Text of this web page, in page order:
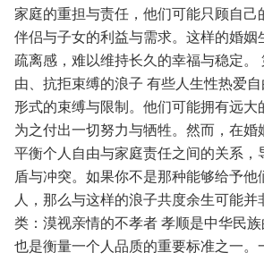
家庭的重担与责任，他们可能只顾自己
伴侣与子女的利益与需求。这样的婚姻
疏离感，难以维持长久的幸福与稳定。
由、抗拒束缚的浪子 有些人生性热爱
形式的束缚与限制。他们可能拥有远大
为之付出一切努力与牺牲。然而，在婚
平衡个人自由与家庭责任之间的关系，
盾与冲突。如果你不是那种能够给予他
人，那么与这样的浪子共度余生可能并
类：漠视亲情的不孝者孝顺是中华民族
也是衡量一个人品质的重要标准之一。